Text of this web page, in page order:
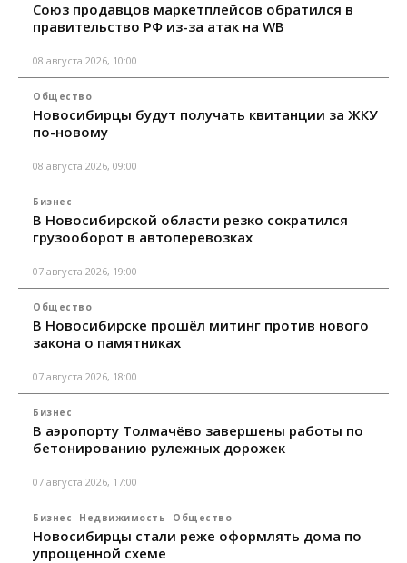
Союз продавцов маркетплейсов обратился в
правительство РФ из-за атак на WB
08 августа 2026, 10:00
Общество
Новосибирцы будут получать квитанции за ЖКУ
по-новому
08 августа 2026, 09:00
Бизнес
В Новосибирской области резко сократился
грузооборот в автоперевозках
07 августа 2026, 19:00
Общество
В Новосибирске прошёл митинг против нового
закона о памятниках
07 августа 2026, 18:00
Бизнес
В аэропорту Толмачёво завершены работы по
бетонированию рулежных дорожек
07 августа 2026, 17:00
Бизнес Недвижимость Общество
Новосибирцы стали реже оформлять дома по
упрощенной схеме